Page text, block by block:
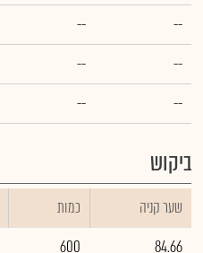
--
--
--
--
--
--
ביקוש
שער קניה כמות
84.66
600